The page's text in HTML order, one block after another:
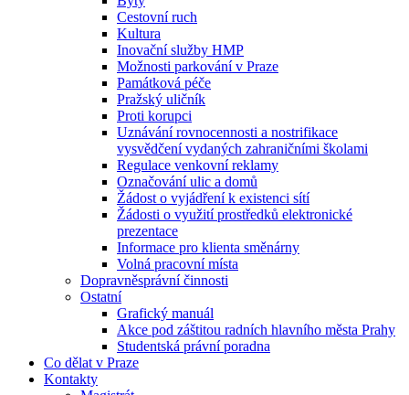
Cestovní ruch
Kultura
Inovační služby HMP
Možnosti parkování v Praze
Památková péče
Pražský uličník
Proti korupci
Uznávání rovnocennosti a nostrifikace
vysvědčení vydaných zahraničními školami
Regulace venkovní reklamy
Označování ulic a domů
Žádost o vyjádření k existenci sítí
Žádosti o využití prostředků elektronické
prezentace
Informace pro klienta směnárny
Volná pracovní místa
Dopravněsprávní činnosti
Ostatní
Grafický manuál
Akce pod záštitou radních hlavního města Prahy
Studentská právní poradna
Co dělat v Praze
Kontakty